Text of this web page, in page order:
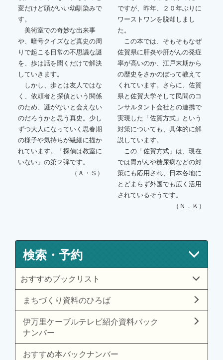
変だけど頭がいい幼馴染みで
す。
美術室での奇妙な出来事
や、暗号クイズなど真史の周
りで起こる日常の不思議な謎
を、歩は話を聞くだけで解決
していきます。
しかし、歩とは友人ではな
く、依頼者と探偵という関係
のため、謎がないと会えない
のだろうかと思う真史。少し
ずつ大人になっていく思春期
の様子や気持ちが繊細に描か
れています。「探偵は教室に
いない」の第２弾です。
（Ａ・Ｓ）
ですが、昨年、２０年ぶりに
ワーストワンを脱却しまし
た。
この本では、そもそもなぜ
佐賀県に肝炎や肝がんの発症
率が高いのか、江戸末期から
の歴史をさかのぼって教えて
くれています。さらに、佐賀
県と佐賀大学そして民間のコ
ンサルタント会社との連携で
実現した「佐賀方式」という
対策についても、具体的に解
説しています。
この「佐賀方式」は、現在
では胃がんや糖尿病などの対
策にも応用され、日本各地に
とどまらず外国でも広く活用
されているそうです。
（Ｎ．Ｋ）
検索・予約
おすすめブックリスト
まちづくり資料のひろば
伊万里ケーブルテレビ紹介資料バック
ナンバー
おすすめ本バックナンバー